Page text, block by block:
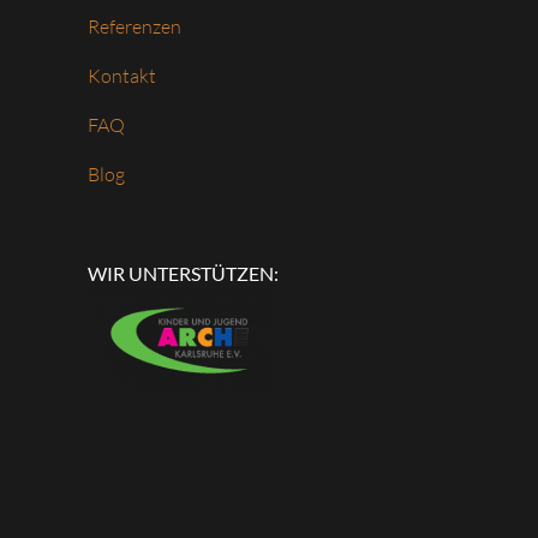
Referenzen
Kontakt
FAQ
Blog
WIR UNTERSTÜTZEN: